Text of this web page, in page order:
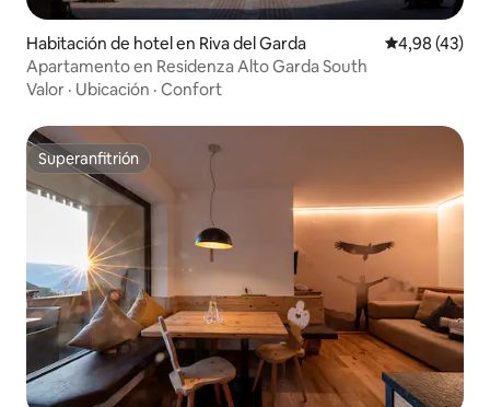
Habitación de hotel en Riva del Garda Calificación
4,98 (43)
Apartamento en Residenza Alto Garda South
Valor · Ubicación · Confort
Superanfitrión
Superanfitrión